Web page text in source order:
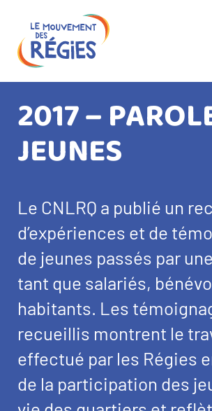
contenu
principal
2017 –
JEUNES
Le CNLRQ a publié un
d’expériences et de
de jeunes passés par
tant que salariés,
habitants. Les
recueillis montrent le
effectué par les Régies
de la participation des